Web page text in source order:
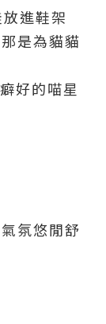
進鞋架
是為貓貓
好的喵星
氛悠閒舒